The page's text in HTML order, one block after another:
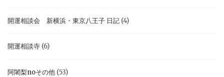
開運相談会 新横浜・東京八王子 日記 (4)
開運相談寺 (6)
阿闍梨noその他 (53)